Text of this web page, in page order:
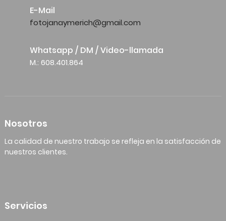
E-Mail
fotojanaymerich@gmail.com
Whatsapp / DM / Video-llamada
M.: 608.401.864
Nosotros
La calidad de nuestro trabajo se refleja en la satisfacción de
nuestros clientes.
Servicios